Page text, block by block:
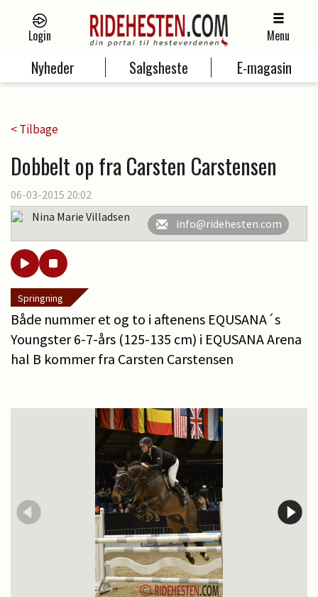
Login Menu
Nyheder Salgsheste E-magasin
< Tilbage
Dobbelt op fra Carsten Carstensen
06-03-2015 20:02
Nina Marie Villadsen
info@ridehesten.com
Springning
Både nummer et og to i aftenens EQUSANA´s
Youngster 6-7-års (125-135 cm) i EQUSANA Arena
hal B kommer fra Carsten Carstensen